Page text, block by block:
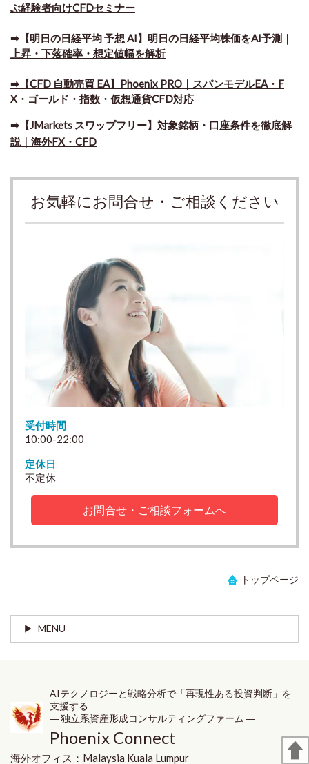
ぶ経験者向けCFDセミナー
➡【明日の日経平均 予想 AI】明日の日経平均株価をAI予測｜
上昇・下落確率・想定値幅を解析
➡​【CFD 自動売買 EA】Phoenix PRO｜スパンモデルEA・F
X・ゴールド・指数・仮想通貨CFD対応
➡​【JMarkets スワップフリー】対象銘柄・口座条件を徹底解
説｜海外FX・CFD
お気軽にお問合せ・ご相談ください
受付時間
10:00-22:00
定休日
不定休
お問合せ・ご相談フォームへ
トップページ
MENU
AIテクノロジーと戦略分析で「再現性ある投資判断」を
支援する
― 独立系資産形成コンサルティングファーム ―
Phoenix Connect
海外オフィス： Malaysia Kuala Lumpur